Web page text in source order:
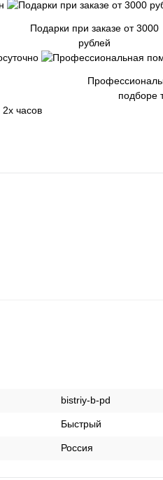
Подарки при заказе от 3000
рублей
подборе
bistriy-b-pd
Быстрый
Россия